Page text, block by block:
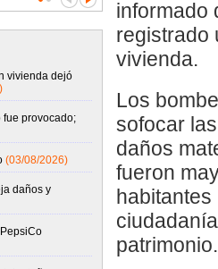
vivienda dejó
fue provocado;
(03/08/2026)
daños y
informado
registrado
vivienda.
Los
sofocar
daños
fueron
patrimonio.